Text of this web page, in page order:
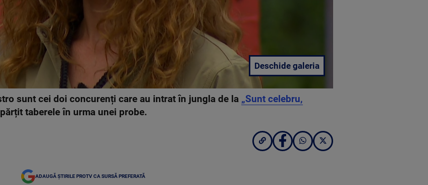
Deschide galeria
sunt cei doi concurenți care au intrat în jungla de la „Sunt celebru,
taberele în urma unei probe.
ADAUGĂ ȘTIRILE PROTV CA SURSĂ PREFERATĂ